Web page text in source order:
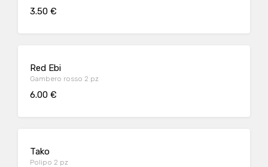
3.50 €
Red Ebi
Gambero rosso 2 pz
6.00 €
Tako
Polipo 2 pz